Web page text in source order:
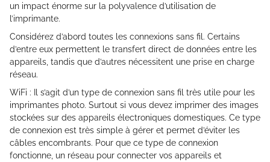
un impact énorme sur la polyvalence d’utilisation de
l’imprimante.
Considérez d’abord toutes les connexions sans fil. Certains
d’entre eux permettent le transfert direct de données entre les
appareils, tandis que d’autres nécessitent une prise en charge
réseau.
WiFi : Il s’agit d’un type de connexion sans fil très utile pour les
imprimantes photo. Surtout si vous devez imprimer des images
stockées sur des appareils électroniques domestiques. Ce type
de connexion est très simple à gérer et permet d’éviter les
câbles encombrants. Pour que ce type de connexion
fonctionne, un réseau pour connecter vos appareils et